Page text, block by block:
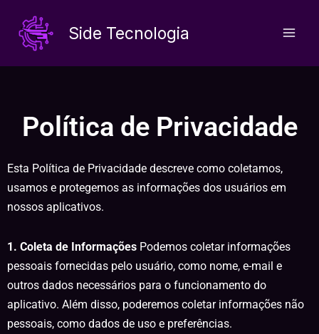
para
conteúdo
Side Tecnologia
Política de Privacidade
Esta Política de Privacidade descreve como coletamos,
usamos e protegemos as informações dos usuários em
nossos aplicativos.
1. Coleta de Informações Podemos coletar informações
pessoais fornecidas pelo usuário, como nome, e-mail e
outros dados necessários para o funcionamento do
aplicativo. Além disso, poderemos coletar informações não
pessoais, como dados de uso e preferências.